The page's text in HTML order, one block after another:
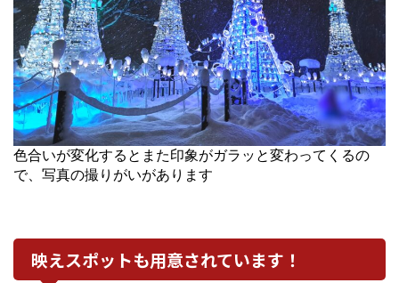
色合いが変化するとまた印象がガラッと変わってくるの
で、写真の撮りがいがあります
映えスポットも用意されています！